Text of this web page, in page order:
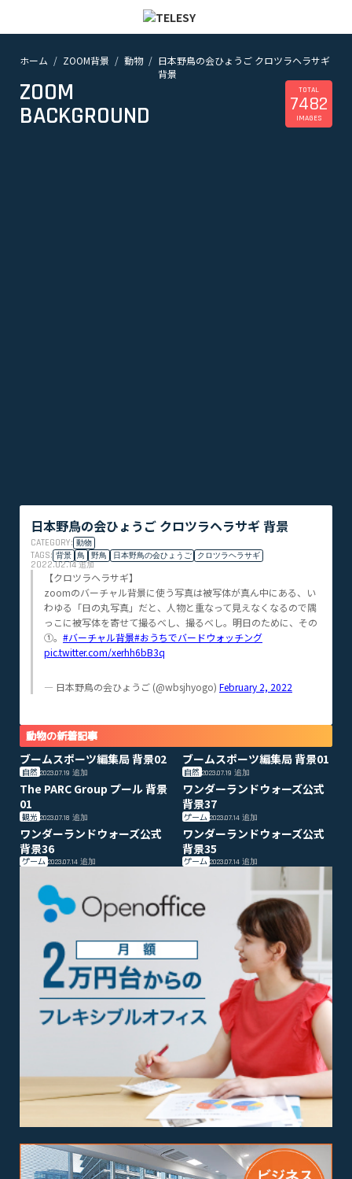
ホーム
TELESYについて
ホーム ZOOM背景 動物
日本野鳥の会ひょうご クロツラヘラサギ
背景
ZOOM
BACKGROUND
TOTAL
7482
IMAGES
日本野鳥の会ひょうご クロツラヘラサギ 背景
CATEGORY: 動物
TAGS: 背景 鳥 野鳥 日本野鳥の会ひょうご クロツラヘラサギ
2022.02.14追加
【クロツラヘラサギ】
zoomのバーチャル背景に使う写真は被写体が真ん中にある、い
わゆる「日の丸写真」だと、人物と重なって見えなくなるので隅
っこに被写体を寄せて撮るべし、撮るべし。明日のために、その
①。 #バーチャル背景#おうちでバードウォッチング
pic.twitter.com/xerhh6bB3q
— 日本野鳥の会ひょうご (@wbsjhyogo) February 2, 2022
動物の新着記事
ブームスポーツ編集局 背景02
自然 2023.07.19 追加
ブームスポーツ編集局 背景01
自然 2023.07.19追加
The PARC Group プール 背景
01
観光 2023.07.18 追加
ワンダーランドウォーズ公式
背景37
ゲーム 2023.07.14追加
ワンダーランドウォーズ公式
背景36
ゲーム 2023.07.14 追加
ワンダーランドウォーズ公式
背景35
ゲーム 2023.07.14追加